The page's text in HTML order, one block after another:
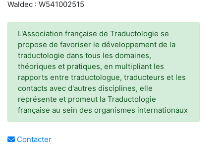
Waldec : W541002515
L'Association française de Traductologie se
propose de favoriser le développement de la
traductologie dans tous les domaines,
théoriques et pratiques, en multipliant les
rapports entre traductologue, traducteurs et les
contacts avec d'autres disciplines, elle
représente et promeut la Traductologie
française au sein des organismes internationaux
Contacter